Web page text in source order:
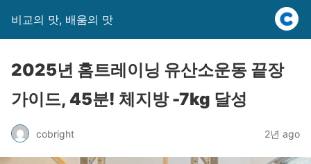
비교의 맛, 배움의 맛
2025년 홈트레이닝 유산소운동 끝장
가이드, 45분! 체지방 -7kg 달성
cobright 2년 ago